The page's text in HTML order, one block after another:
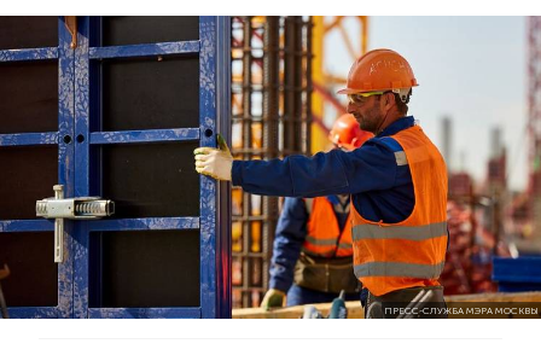
ПРЕСС-СЛУЖБА МЭРА МОСКВЫ